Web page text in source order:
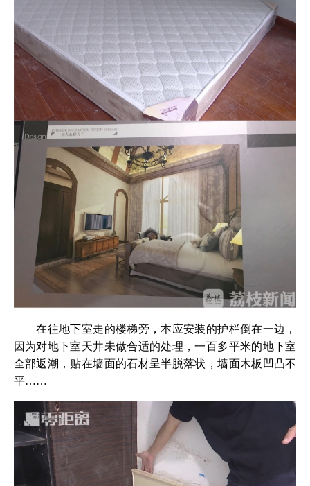
在往地下室走的楼梯旁，本应安装的护栏倒在一边，
因为对地下室天井未做合适的处理，一百多平米的地下室
全部返潮，贴在墙面的石材呈半脱落状，墙面木板凹凸不
平……